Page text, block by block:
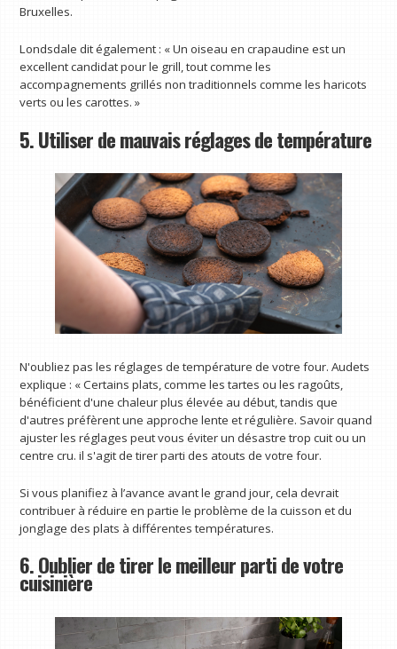
Bruxelles.
Londsdale dit également : « Un oiseau en crapaudine est un
excellent candidat pour le grill, tout comme les
accompagnements grillés non traditionnels comme les haricots
verts ou les carottes. »
5. Utiliser de mauvais réglages de température
N'oubliez pas les réglages de température de votre four. Audets
explique : « Certains plats, comme les tartes ou les ragoûts,
bénéficient d'une chaleur plus élevée au début, tandis que
d'autres préfèrent une approche lente et régulière. Savoir quand
ajuster les réglages peut vous éviter un désastre trop cuit ou un
centre cru. il s'agit de tirer parti des atouts de votre four.
Si vous planifiez à l’avance avant le grand jour, cela devrait
contribuer à réduire en partie le problème de la cuisson et du
jonglage des plats à différentes températures.
6. Oublier de tirer le meilleur parti de votre
cuisinière